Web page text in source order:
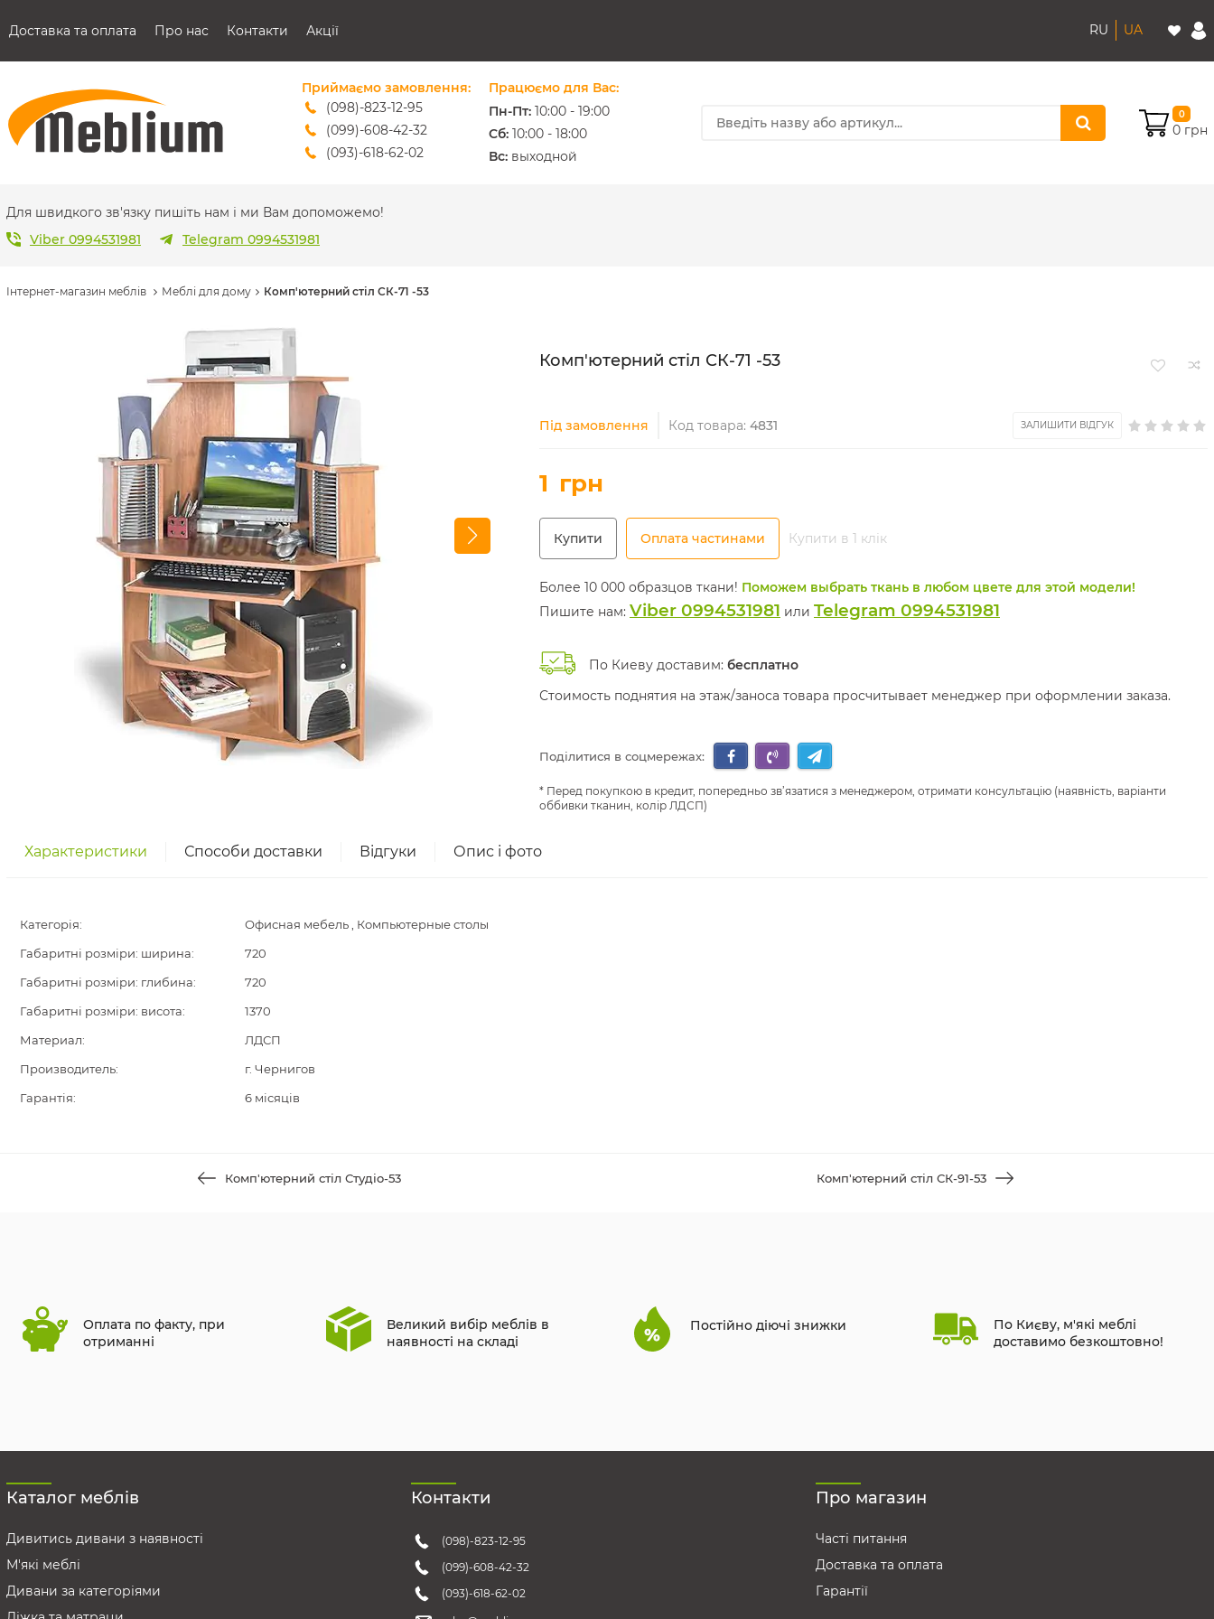
Доставка та оплата Про нас Контакти Акції RU UA
Приймаємо замовлення:
(098)-823-12-95
(099)-608-42-32
(093)-618-62-02
sales@meblium.com.ua
Працюємо для Вас:
Пн-Пт: 10:00 - 19:00
Cб: 10:00 - 18:00
Вс: выходной
0
0 грн
Для швидкого зв'язку пишіть нам і ми Вам допоможемо!
Viber 0994531981
Telegram 0994531981
Інтернет-магазин меблів Меблі для дому Комп'ютерний стіл СК-71 -53
Комп'ютерний стіл СК-71 -53
Під замовлення Код товара: 4831 ЗАЛИШИТИ ВІДГУК
1 грн
Купити Оплата частинами Купити в 1 клік
Более 10 000 образцов ткани! Поможем выбрать ткань в любом цвете для этой модели!
Пишите нам: Viber 0994531981 или Telegram 0994531981
По Киеву доставим: бесплатно
Стоимость поднятия на этаж/заноса товара просчитывает менеджер при оформлении заказа.
Поділитися в соцмережах:
Перед покупкою в кредит, попередньо зв’язатися з менеджером, отримати консультацію (наявність, варіанти
оббивки тканин, колір ЛДСП)
Характеристики Способи доставки Відгуки Опис і фото
Категорія:
Офисная мебель , Компьютерные столы
Габаритні розміри: ширина:
720
Габаритні розміри: глибина:
720
Габаритні розміри: висота:
1370
Материал:
ЛДСП
Производитель:
г. Чернигов
Гарантія:
6 місяців
Комп'ютерний стіл Студіо-53 Комп'ютерний стіл СК-91-53
Оплата по факту, при
отриманні
Великий вибір меблів в
наявності на складі
Постійно діючі знижки
По Києву, м'які меблі
доставимо безкоштовно!
Каталог меблів
Дивитись дивани з наявності
М'які меблі
Дивани за категоріями
Контакти
(098)-823-12-95
(099)-608-42-32
(093)-618-62-02
Про магазин
Часті питання
Доставка та оплата
Гарантії